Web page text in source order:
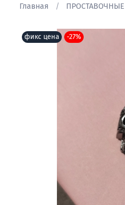
Главная
фикс цена -27%